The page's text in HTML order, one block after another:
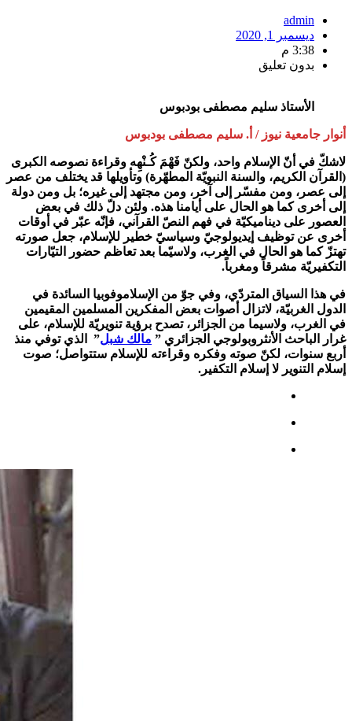
admin
ديسمبر 1, 2020
3:38 م
بدون تعليق
الأستاذ سليم مصطفى بودبوس
أنوار جامعية نيوز / أ. سليم مصطفى بودبوس
لاشكّ في أنّ الإسلام واحد، ولكنّ فَهْمَ كُـنْهِه وقراءة نصوصه الكبرى
(القرآن الكريم، والسنة النبويّة المطهّرة) وتأويلها قد يختلف من عصر
إلى عصر، ومن مفسّر إلى آخر، ومن مجتهد إلى غيره؛ بل ومن دولة
إلى أخرى كما هو الحال على أيامنا هذه. ولئن دلّ ذلك في بعض
العصور على ديناميكيّة في فهم النصّ القرآني، فإنّه عبّر في أوقات
أخرى عن توظيف إيديولوجيّ وسياسيّ خطير للإسلام، جعل صورته
تهتزّ كما هو الحال في الغرب، ولاسيّما بعد تعاظم حضور التيّارات
التكفيريّة مشرقاً ومغرباً.
في هذا السياق المتردّي، وفي جوّ من الإسلاموفوبيا السائدة في
الدول الغربيّة، لاتزال أصوات بعض المفكرين المسلمين المقيمين
في الغرب، ولاسيما من الجزائر، تصدح برؤية تنويريّة للإسلام، على
غرار الباحث الأنثروبولوجي الجزائري ” مالك شبل” الذي توفي منذ
أربع سنوات، لكنّ صوته وفكره وقراءته للإسلام ستتواصل؛ صوت
إسلام التنوير لا إسلام التكفير.